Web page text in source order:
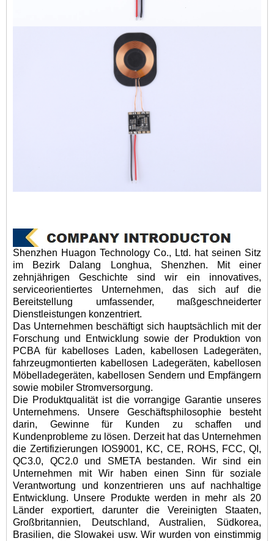
Shenzhen Huagon Technology Co., Ltd. hat seinen Sitz
im Bezirk Dalang Longhua, Shenzhen. Mit einer
zehnjährigen Geschichte sind wir ein innovatives,
serviceorientiertes Unternehmen, das sich auf die
Bereitstellung umfassender, maßgeschneiderter
Dienstleistungen konzentriert.
Das Unternehmen beschäftigt sich hauptsächlich mit der
Forschung und Entwicklung sowie der Produktion von
PCBA für kabelloses Laden, kabellosen Ladegeräten,
fahrzeugmontierten kabellosen Ladegeräten, kabellosen
Möbelladegeräten, kabellosen Sendern und Empfängern
sowie mobiler Stromversorgung.
Die Produktqualität ist die vorrangige Garantie unseres
Unternehmens. Unsere Geschäftsphilosophie besteht
darin, Gewinne für Kunden zu schaffen und
Kundenprobleme zu lösen. Derzeit hat das Unternehmen
die Zertifizierungen IOS9001, KC, CE, ROHS, FCC, QI,
QC3.0, QC2.0 und SMETA bestanden. Wir sind ein
Unternehmen mit Wir haben einen Sinn für soziale
Verantwortung und konzentrieren uns auf nachhaltige
Entwicklung. Unsere Produkte werden in mehr als 20
Länder exportiert, darunter die Vereinigten Staaten,
Großbritannien, Deutschland, Australien, Südkorea,
Brasilien, die Slowakei usw. Wir wurden von einstimmig